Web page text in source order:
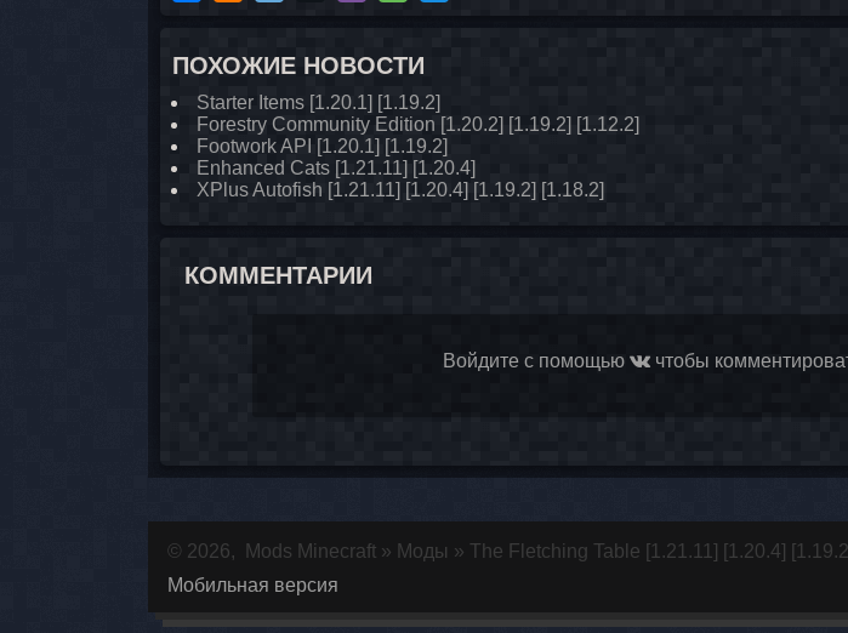
ПОХОЖИЕ НОВОСТИ
Starter Items [1.20.1] [1.19.2]
Forestry Community Edition [1.20.2] [1.19.2] [1.12.2]
Footwork API [1.20.1] [1.19.2]
Enhanced Cats [1.21.11] [1.20.4]
XPlus Autofish [1.21.11] [1.20.4] [1.19.2] [1.18.2]
КОММЕНТАРИИ
Войдите с помощью чтобы
© 2026, Mods Minecraft » Моды » The Fletching Table [1.21.11] [1.20.4]
Мобильная версия